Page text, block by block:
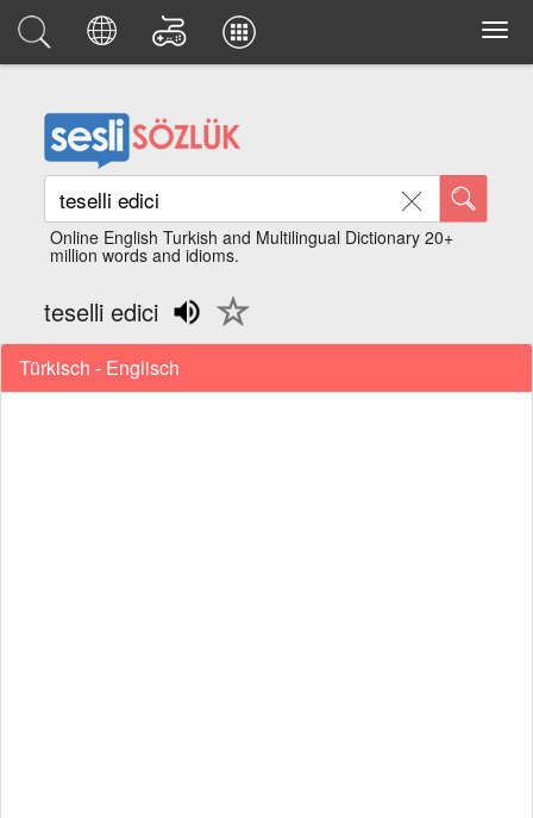
Online English Turkish and Multilingual Dictionary 20+
million words and idioms.
teselli edici
Türkisch - Englisch